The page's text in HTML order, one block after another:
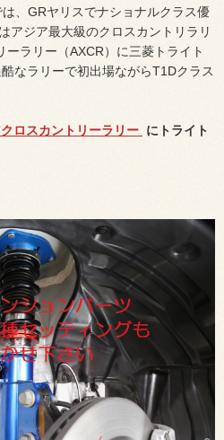
、GRヤリスでナショナルクラス優
アジア最大級のクロスカントリラリ
ラリー（AXCR）に三菱トライト
なラリーで初出場ながらT1Dクラス
ロスカントリーラリー にトライト